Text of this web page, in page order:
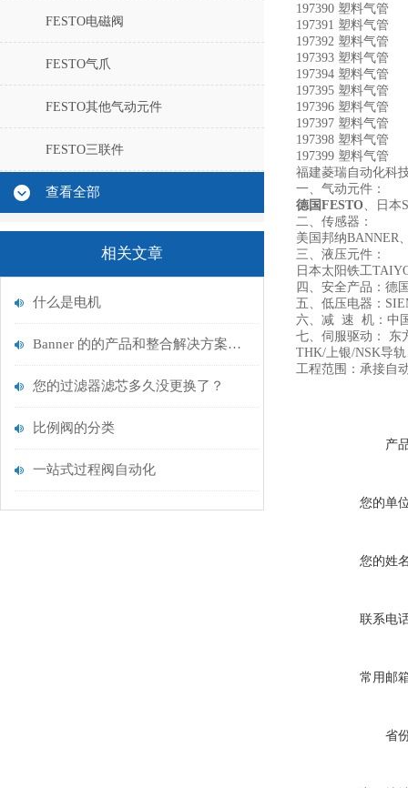
FESTO电磁阀
FESTO气爪
FESTO其他气动元件
FESTO三联件
查看全部
相关文章
什么是电机
Banner 的的产品和整合解决方案帮助您遵守严密的规范
您的过滤器滤芯多久没更换了？
比例阀的分类
一站式过程阀自动化
197390 塑料气管
197391 塑料气管
197392 塑料气管
197393 塑料气管
197394 塑料气管
197395 塑料气管
197396 塑料气管
197397 塑料气管
197398 塑料气管
197399 塑料气管
福建菱瑞自动化科
一、气动元件：
德国FESTO、日本
二、传感器：
美国邦纳BANNER
三、液压元件：
日本太阳铁工
四、安全产品：德
五、低压电器：
六、减 速 机：中
七、伺服驱动： 东
THK/上银/NSK导
工程范围：承接自
产
您的单
您的姓
联系电
常用邮
省